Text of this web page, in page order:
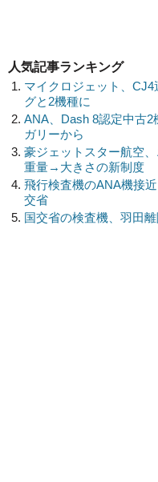
人気記事ランキング
マイクロジェット、
グと2機種に
ANA、Dash 8認定中古
ガリーから
豪ジェットスター航空
重量→大きさの新制度
飛行検査機のANA機接
交省
国交省の検査機、羽田